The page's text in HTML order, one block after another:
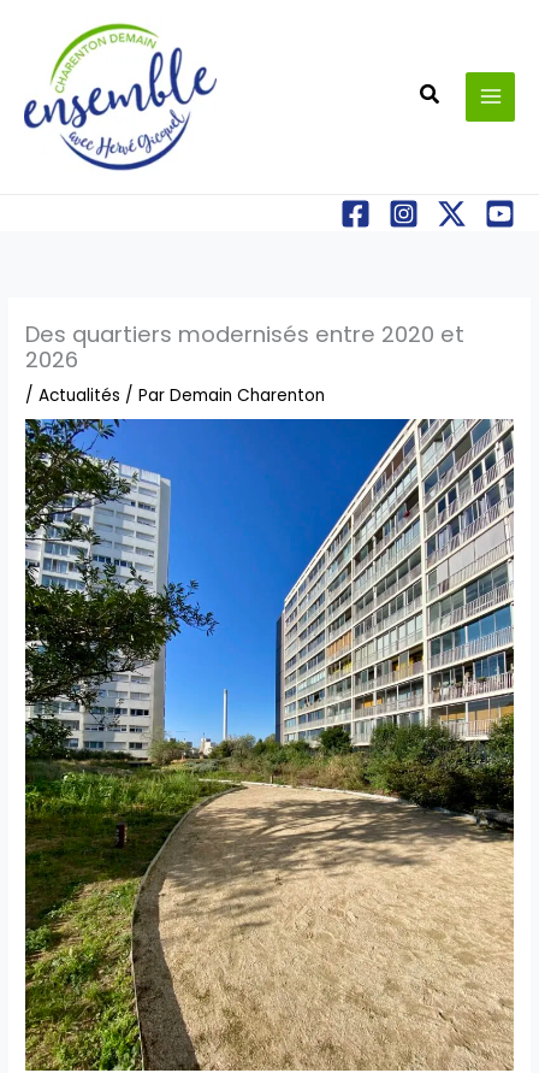
contenu
Des quartiers modernisés entre 2020 et
2026
/Actualités / ParDemain Charenton